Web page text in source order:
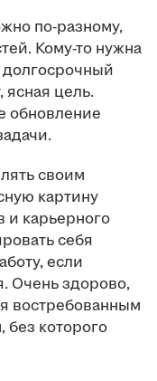
по-разному,
Кому-то нужна
ясная цель.
обновление
своим
картину
и карьерного
себя
если
Очень здорово,
востребованным
без которого